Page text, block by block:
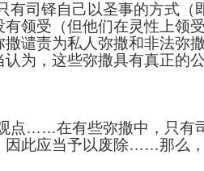
有司铎自己以圣事的方式
有领受（但他们在灵性上
撒谴责为私人弥撒和非法弥
为，这些弥撒具有真正的
点……在有些弥撒中，只有
因此应当予以废除……那么